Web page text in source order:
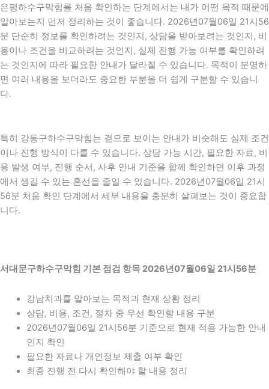
은평하수구막힘를 처음 확인하는 단계에서는 내가 어떤 목적 때문에
알아보는지 먼저 정리하는 것이 좋습니다. 2026년07월06일 21시56
분 단순히 정보를 확인하려는 것인지, 상담을 받아보려는 것인지, 비
용이나 조건을 비교하려는 것인지, 실제 진행 가능 여부를 확인하려
는 것인지에 따라 필요한 안내가 달라질 수 있습니다. 목적이 분명하
면 여러 내용을 보더라도 중요한 부분을 더 쉽게 구분할 수 있습니
다.
특히 강동구하수구막힘는 겉으로 보이는 안내가 비슷해도 실제 조건
이나 진행 방식이 다를 수 있습니다. 상담 가능 시간, 필요한 자료, 비
용 발생 여부, 진행 순서, 사후 안내 기준을 함께 확인하면 이후 과정
에서 생길 수 있는 혼선을 줄일 수 있습니다. 2026년07월06일 21시
56분 처음 확인 단계에서 세부 내용을 충분히 살펴보는 것이 중요합
니다.
서대문구하수구막힘 기본 점검 항목 2026년07월06일 21시56분
강남치과를 알아보는 목적과 현재 상황 정리
상담, 비용, 조건, 절차 중 우선 확인할 내용 구분
2026년07월06일 21시56분 기준으로 현재 적용 가능한 안내
인지 확인
필요한 자료나 개인정보 제출 여부 확인
최종 진행 전 다시 확인해야 할 내용 정리